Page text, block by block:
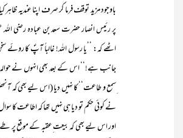
باوجود مزید توقف فرما کر صرف اپنا عندیہ ظاہر
پر رئیس انصار حضرت سعد بن عبادہ رضی اللہ
اٹھے کہ: ’’یا رسول اللہ! غالباً آپؐ کا روئے
جانب ہے!‘‘ اس کے بعد بھی انہوں نے
ِسمع و طاعت‘‘ کا نہیں دیا (اس لیے بھی کہ
نے کوئی حکم تو دیا ہی نہیں تھا کہ اطاعت کا
اور اس لیے بھی کہ بیعت ِعقبہ کے موقع پر طے